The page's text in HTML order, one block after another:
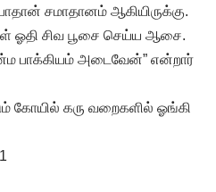
சமாதானம் ஆகியிருக்கு.
ஓதி சிவ பூசை செய்ய ஆசை.
பாக்கியம் அடைவேன்” என்றார்
கோயில் கரு வறைகளில் ஓங்கி